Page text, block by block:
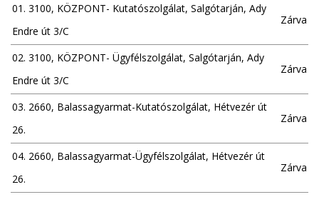
01. 3100, KÖZPONT- Kutatószolgálat, Salgótarján, Ady
Endre út 3/C
Zárva
02. 3100, KÖZPONT- Ügyfélszolgálat, Salgótarján, Ady
Endre út 3/C
Zárva
03. 2660, Balassagyarmat-Kutatószolgálat, Hétvezér út
26.
Zárva
04. 2660, Balassagyarmat-Ügyfélszolgálat, Hétvezér út
26.
Zárva